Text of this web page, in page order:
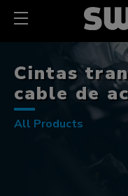
Cintas
cable de
All Products
Panel de gestión de